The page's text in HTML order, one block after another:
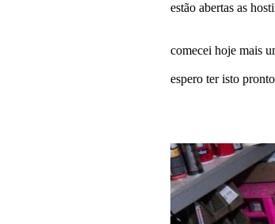
estão abertas as
comecei hoje mais
espero ter isto